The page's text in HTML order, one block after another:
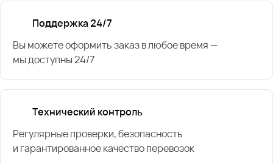
Поддержка 24/7
Вы можете оформить заказ в любое время —
мы доступны 24/7
Технический контроль
Регулярные проверки, безопасность
и гарантированное качество перевозок